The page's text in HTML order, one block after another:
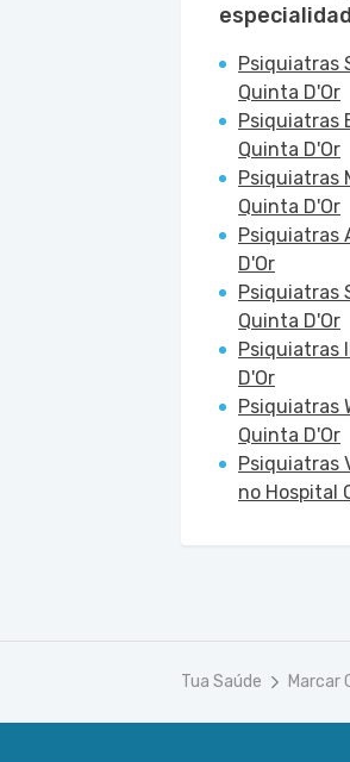
Psiquiatras
Quinta D'Or
Psiquiatras
Quinta D'Or
Psiquiatras
Quinta D'Or
Psiquiatras
D'Or
Psiquiatras
Quinta D'Or
Psiquiatras
D'Or
Psiquiatras
Quinta D'Or
Psiquiatras
no Hospital
Tua Saúde Marcar